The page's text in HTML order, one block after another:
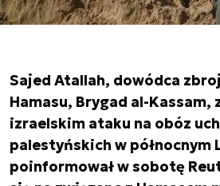
Sajed Atallah, dowódca
Hamasu, Brygad al-Kassam,
izraelskim ataku na obóz
palestyńskich w północnym
poinformował w sobotę